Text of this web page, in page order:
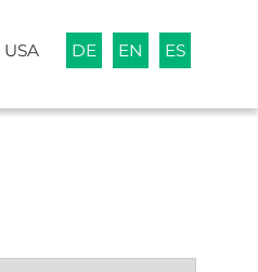
USA DE EN ES